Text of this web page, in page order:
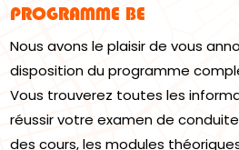
PROGRAMME BE
Nous avons le plaisir de vous
disposition du programme
Vous trouverez toutes les
réussir votre examen de
des cours, les modules